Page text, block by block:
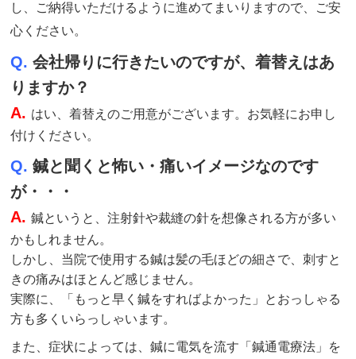
し、ご納得いただけるように進めてまいりますので、ご安
心ください。
Q.会社帰りに行きたいのですが、着替えはあ
りますか？
A. はい、着替えのご用意がございます。お気軽にお申し
付けください。
Q.鍼と聞くと怖い・痛いイメージなのです
が・・・
A.鍼というと、注射針や裁縫の針を想像される方が多い
かもしれません。
しかし、当院で使用する鍼は髪の毛ほどの細さで、刺すと
きの痛みはほとんど感じません。
実際に、「もっと早く鍼をすればよかった」とおっしゃる
方も多くいらっしゃいます。
また、症状によっては、鍼に電気を流す「鍼通電療法」を